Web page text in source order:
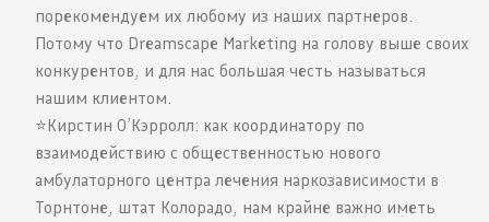
порекомендуем их любому из наших партнеров.
Потому что Dreamscape Marketing на голову выше своих
конкурентов, и для нас большая честь называться
нашим клиентом.
⭐️Кирстин О’Кэрролл: как координатору по
взаимодействию с общественностью нового
амбулаторного центра лечения наркозависимости в
Торнтоне, штат Колорадо, нам крайне важно иметь